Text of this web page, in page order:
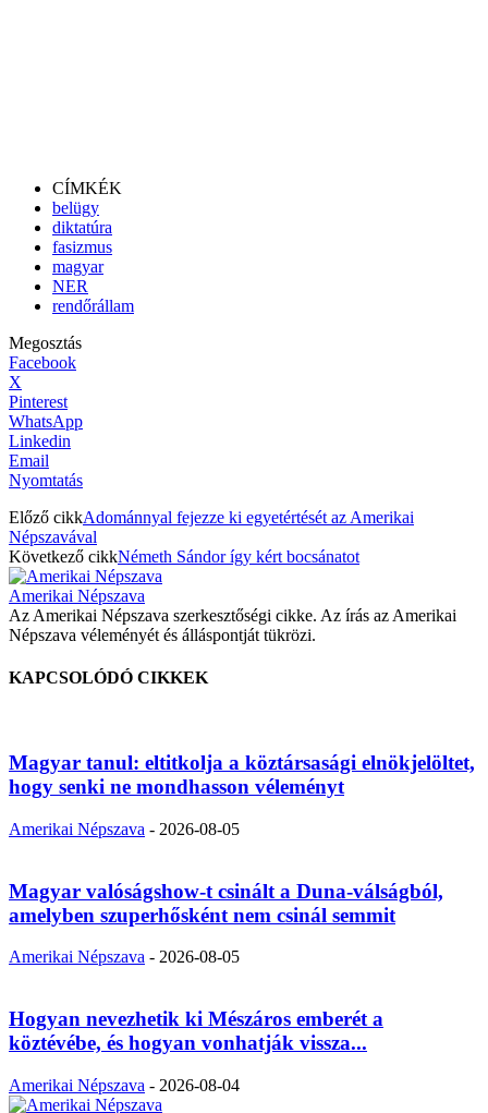
CÍMKÉK
belügy
diktatúra
fasizmus
magyar
NER
rendőrállam
Megosztás
Facebook
X
Pinterest
WhatsApp
Linkedin
Email
Nyomtatás
Előző cikkAdománnyal fejezze ki egyetértését az Amerikai
Népszavával
Következő cikkNémeth Sándor így kért bocsánatot
Amerikai Népszava
Az Amerikai Népszava szerkesztőségi cikke. Az írás az Amerikai
Népszava véleményét és álláspontját tükrözi.
KAPCSOLÓDÓ CIKKEK
Magyar tanul: eltitkolja a köztársasági elnökjelöltet,
hogy senki ne mondhasson véleményt
Amerikai Népszava - 2026-08-05
Magyar valóságshow-t csinált a Duna-válságból,
amelyben szuperhősként nem csinál semmit
Amerikai Népszava - 2026-08-05
Hogyan nevezhetik ki Mészáros emberét a
köztévébe, és hogyan vonhatják vissza...
Amerikai Népszava - 2026-08-04